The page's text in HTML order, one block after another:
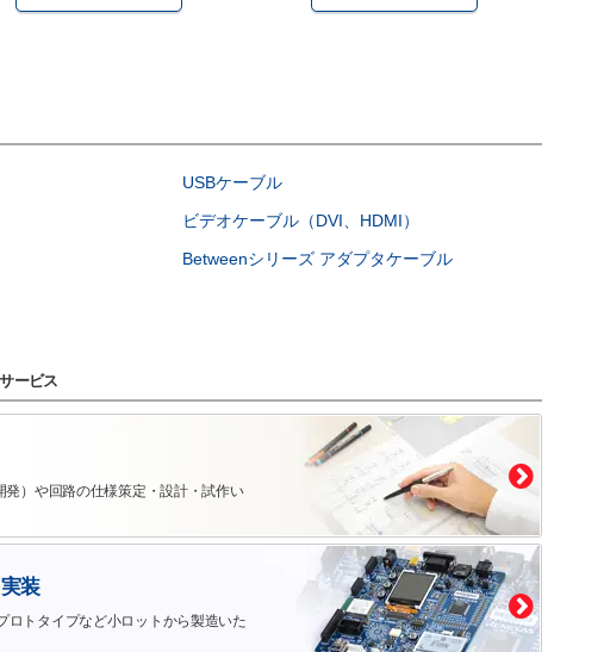
USBケーブル
ビデオケーブル（DVI、HDMI）
Betweenシリーズ アダプタケーブル
ービス
）や回路の仕様策定・設計・試作い
装
ロトタイプなど小ロットから製造いた